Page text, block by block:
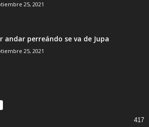
25, 2021
andar perreándo se va de Jupa
25, 2021
417